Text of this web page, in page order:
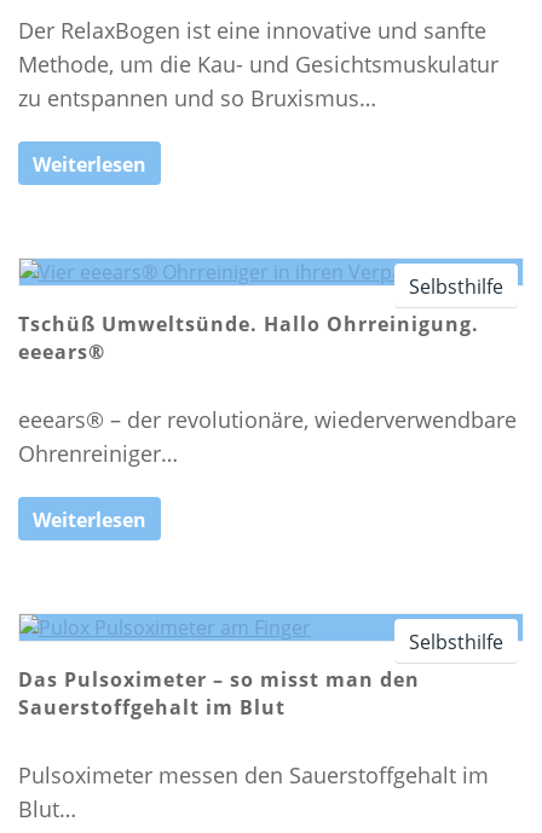
GEZIELTES TRAINING
BLOG
Der RelaxBogen ist eine innovative und sanfte
Methode, um die Kau- und Gesichtsmuskulatur
zu entspannen und so Bruxismus…
Weiterlesen
Tschüß Umweltsünde. Hallo Ohrreinigung.
eeears®
Selbsthilfe
eeears® – der revolutionäre, wiederverwendbare
Ohrenreiniger…
Weiterlesen
Das Pulsoximeter – so misst man den
Sauerstoffgehalt im Blut
Selbsthilfe
Pulsoximeter messen den Sauerstoffgehalt im
Blut…